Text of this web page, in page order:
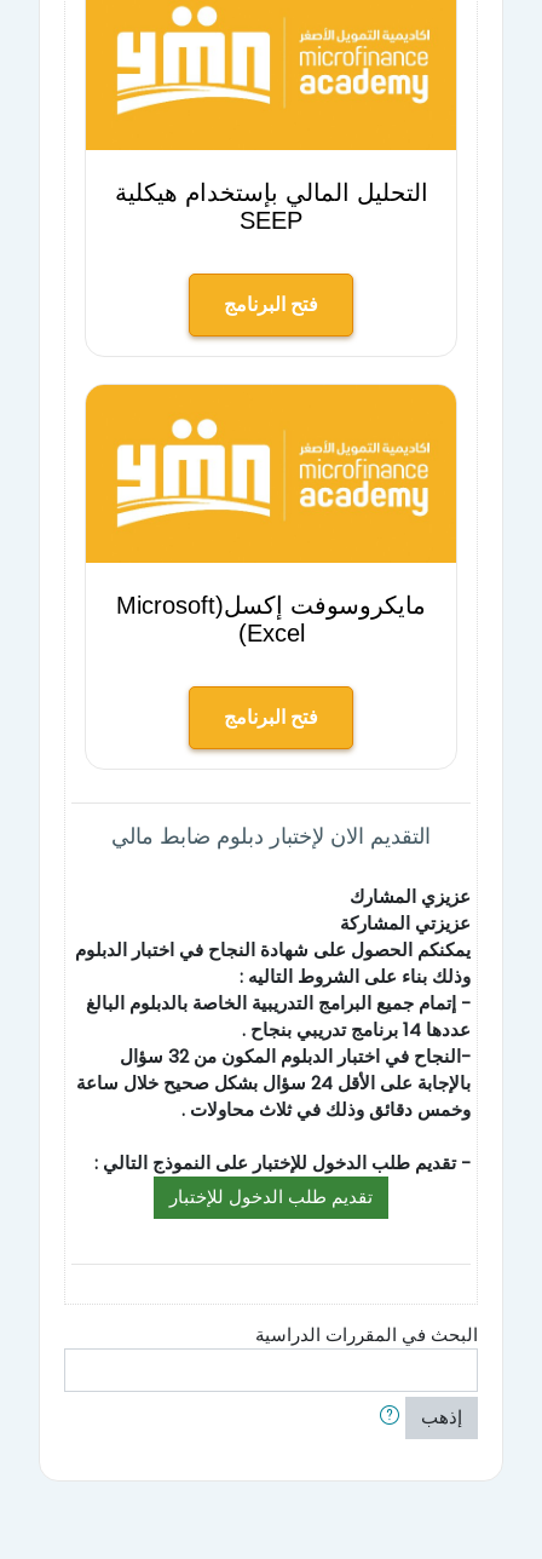
التحليل المالي بإستخدام هيكلية
SEEP
فتح البرنامج
مايكروسوفت إكسل(Microsoft
Excel)
فتح البرنامج
التقديم الان لإختبار دبلوم ضابط مالي
عزيزي المشارك
عزيزتي المشاركة
يمكنكم الحصول على شهادة النجاح في اختبار الدبلوم
وذلك بناء على الشروط التاليه :
- إتمام جميع البرامج التدريبية الخاصة بالدبلوم البالغ
عددها 14 برنامج تدريبي بنجاح .
-النجاح في اختبار الدبلوم المكون من 32 سؤال
بالإجابة على الأقل 24 سؤال بشكل صحيح خلال ساعة
وخمس دقائق وذلك في ثلاث محاولات .
- تقديم طلب الدخول للإختبار على النموذج التالي :
تقديم طلب الدخول للإختبار
البحث في المقررات الدراسية
إذهب